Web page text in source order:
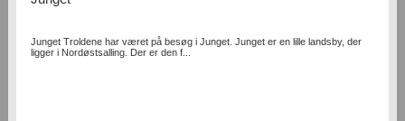
Junget Troldene har været på besøg i Junget. Junget er en lille landsby, der
ligger i Nordøstsalling. Der er den f...